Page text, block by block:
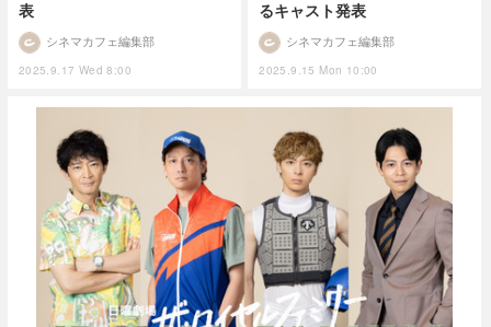
表
2025.9.17 Wed 8:00
シネマカフェ編集部
るキャスト発表
2025.9.15 Mon 10:00
シネマカフェ編集部